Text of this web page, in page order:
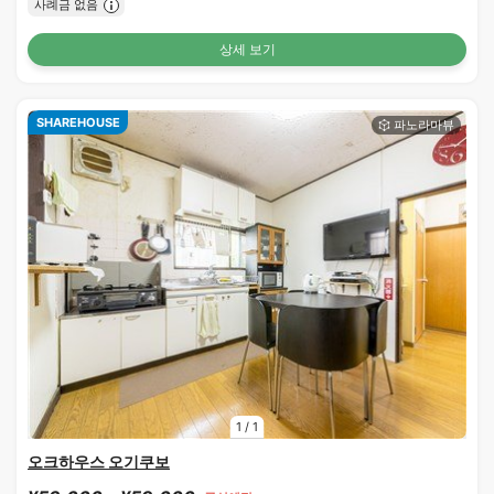
사례금 없음
상세 보기
1 / 1
SHAREHOUSE
오크하우스 오기쿠보